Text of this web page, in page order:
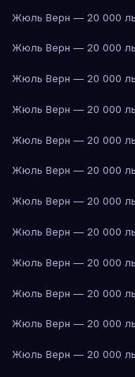
Жюль Верн — 20 000
Жюль Верн — 20 000
Жюль Верн — 20 000
Жюль Верн — 20 000
Жюль Верн — 20 000
Жюль Верн — 20 000
Жюль Верн — 20 000
Жюль Верн — 20 000
Жюль Верн — 20 000
Жюль Верн — 20 000
Жюль Верн — 20 000
Жюль Верн — 20 000